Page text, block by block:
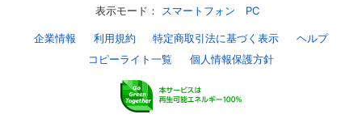
基本情報、本人連絡先、パスワード 、クレ
ジットカード情報の変更が可能です。
表示モード： スマートフォン PC
企業情報 利用規約 特定商取引法に基づく表示
ヘルプ
コピーライト一覧
個人情報保護方針